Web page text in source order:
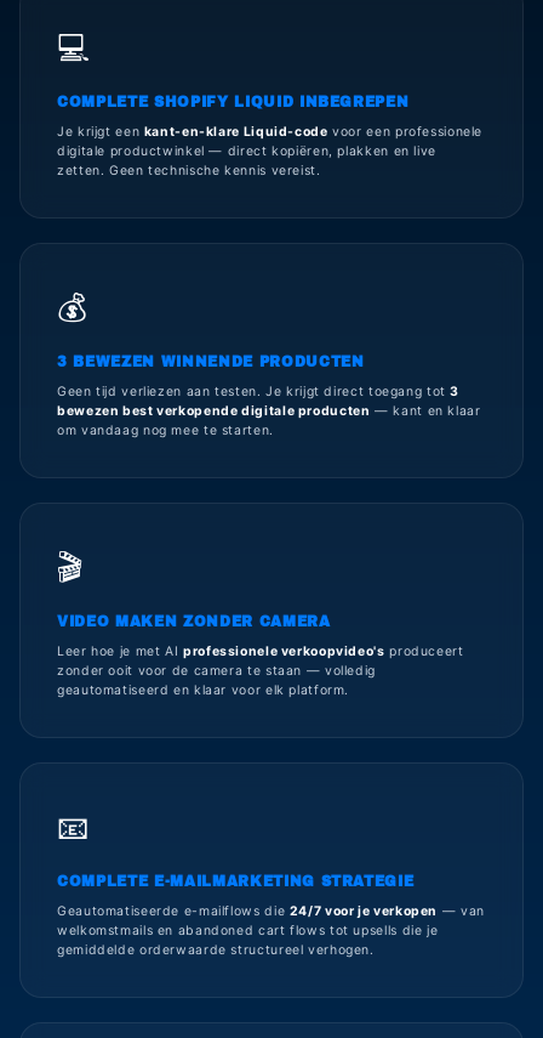
💻
COMPLETE SHOPIFY LIQUID INBEGREPEN
Je krijgt een kant-en-klare Liquid-code voor een professionele
digitale productwinkel — direct kopiëren, plakken en live
zetten. Geen technische kennis vereist.
💰
3 BEWEZEN WINNENDE PRODUCTEN
Geen tijd verliezen aan testen. Je krijgt direct toegang tot3
bewezen best verkopende digitale producten — kant en klaar
om vandaag nog mee te starten.
🎬
VIDEO MAKEN ZONDER CAMERA
Leer hoe je met AI professionele verkoopvideo's produceert
zonder ooit voor de camera te staan — volledig
geautomatiseerd en klaar voor elk platform.
📧
COMPLETE E-MAILMARKETING STRATEGIE
Geautomatiseerde e-mailflows die 24/7 voor je verkopen — van
welkomstmails en abandoned cart flows tot upsells die je
gemiddelde orderwaarde structureel verhogen.